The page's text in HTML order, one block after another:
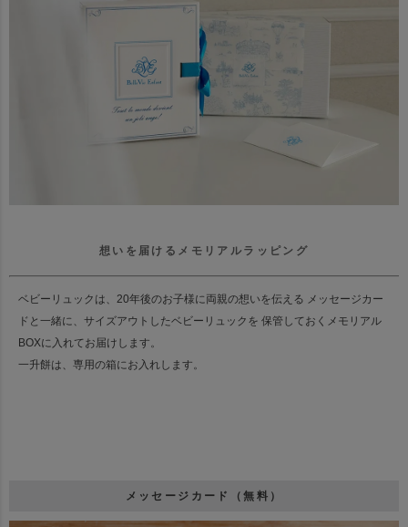
想いを届けるメモリアルラッピング
ベビーリュックは、20年後のお子様に両親の想いを伝える メッセージカー
ドと一緒に、サイズアウトしたベビーリュックを 保管しておくメモリアル
BOXに入れてお届けします。
一升餅は、専用の箱にお入れします。
メッセージカード（無料）